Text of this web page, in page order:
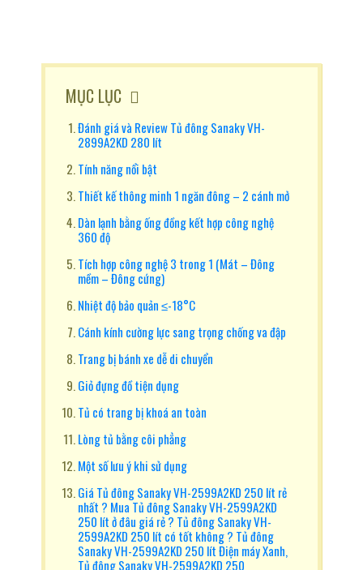
MỤC LỤC
Đánh giá và Review Tủ đông Sanaky VH-
2899A2KD 280 lít
Tính năng nổi bật
Thiết kế thông minh 1 ngăn đông – 2 cánh mở
Dàn lạnh bằng ống đồng kết hợp công nghệ
360 độ
Tích hợp công nghệ 3 trong 1 (Mát – Đông
mềm – Đông cứng)
Nhiệt độ bảo quản ≤-18°C
Cánh kính cường lực sang trọng chống va đập
Trang bị bánh xe dễ di chuyển
Giỏ đựng đồ tiện dụng
Tủ có trang bị khoá an toàn
Lòng tủ bằng côi phẳng
Một số lưu ý khi sử dụng
Giá Tủ đông Sanaky VH-2599A2KD 250 lít rẻ
nhất ? Mua Tủ đông Sanaky VH-2599A2KD
250 lít ở đâu giá rẻ ? Tủ đông Sanaky VH-
2599A2KD 250 lít có tốt không ? Tủ đông
Sanaky VH-2599A2KD 250 lít Điện máy Xanh,
Tủ đông Sanaky VH-2599A2KD 250